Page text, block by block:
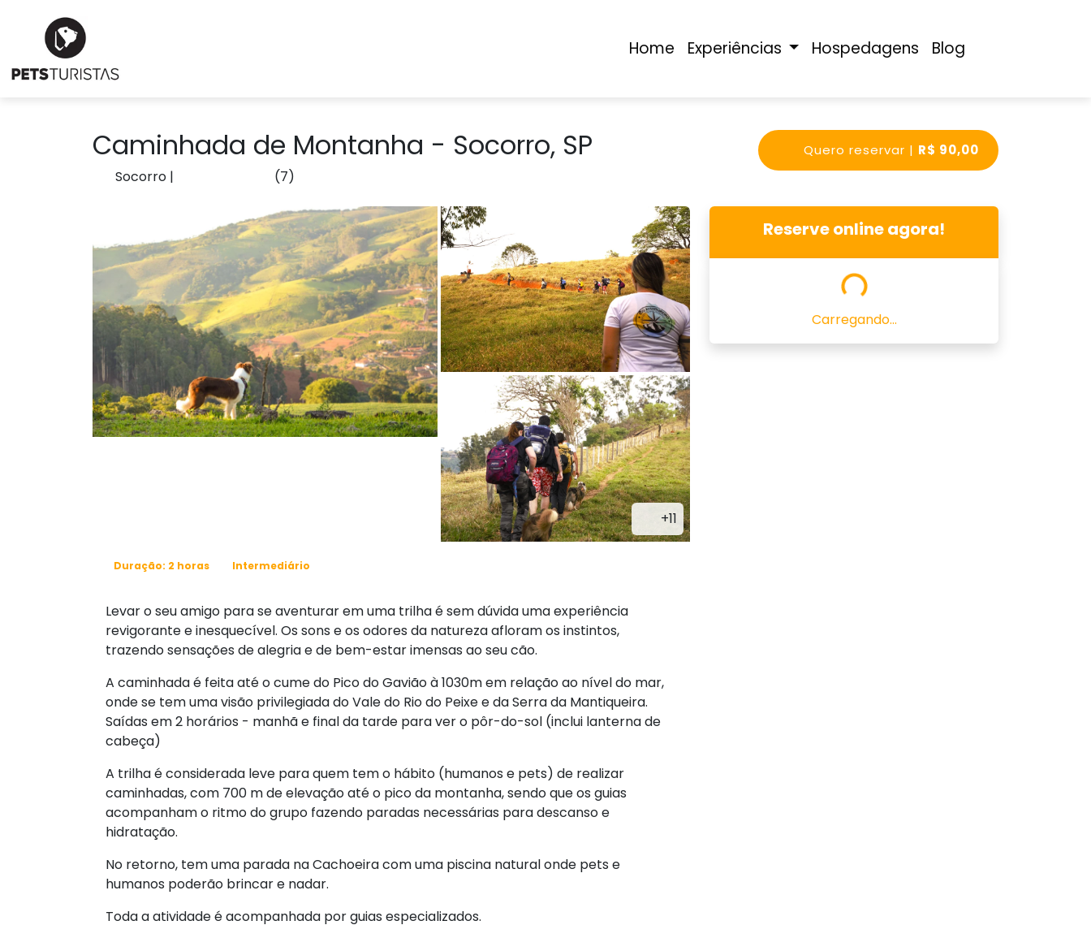
Home Experiências Hospedagens Blog
Quero reservar | R$ 90,00
Caminhada de Montanha - Socorro, SP
Socorro | (7)
+11
Duração: 2 horas Intermediário
Levar o seu amigo para se aventurar em uma trilha é sem dúvida uma experiência
revigorante e inesquecível. Os sons e os odores da natureza afloram os instintos,
trazendo sensações de alegria e de bem-estar imensas ao seu cão.
A caminhada é feita até o cume do Pico do Gavião à 1030m em relação ao nível do mar,
onde se tem uma visão privilegiada do Vale do Rio do Peixe e da Serra da Mantiqueira.
Saídas em 2 horários - manhã e final da tarde para ver o pôr-do-sol (inclui lanterna de
cabeça)
A trilha é considerada leve para quem tem o hábito (humanos e pets) de realizar
caminhadas, com 700 m de elevação até o pico da montanha, sendo que os guias
acompanham o ritmo do grupo fazendo paradas necessárias para descanso e
hidratação.
No retorno, tem uma parada na Cachoeira com uma piscina natural onde pets e
humanos poderão brincar e nadar.
Toda a atividade é acompanhada por guias especializados.
Reserve online agora!
Carregando...